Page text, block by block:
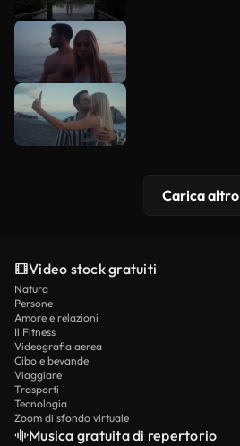
Carica altro
Video stock gratuiti
Natura
Persone
Amore e relazioni
Il Fitness
Videografia aerea
Cibo e bevande
Viaggiare
Trasporti
Tecnologia
Zoom di sfondo virtuale
Musica gratuita di repertorio